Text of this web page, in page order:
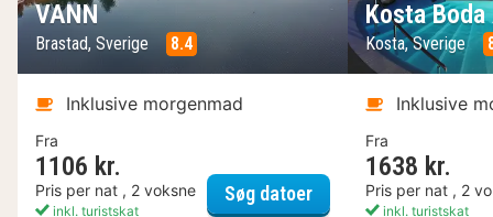
VANN
Brastad, Sverige 8.4
Inklusive morgenmad
Fra
1106 kr.
Pris per nat , 2 voksne
inkl. turistskat
Søg datoerVANN
Kosta
Kosta, Sverige
Inklusive
Fra
1638 kr.
Pris per nat , 2
inkl. turistskat